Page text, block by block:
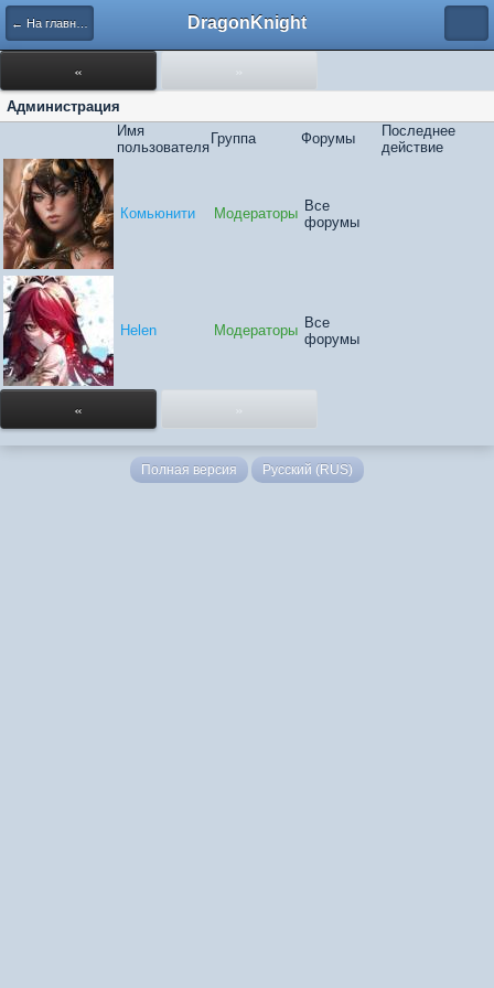
← На главную DragonKnight
«
Администрация
Имя
пользователя
Группа Форумы
Последнее
действие
Комьюнити Модераторы Все
форумы
Нelen Модераторы Все
форумы
«
Полная версия Русский (RUS)